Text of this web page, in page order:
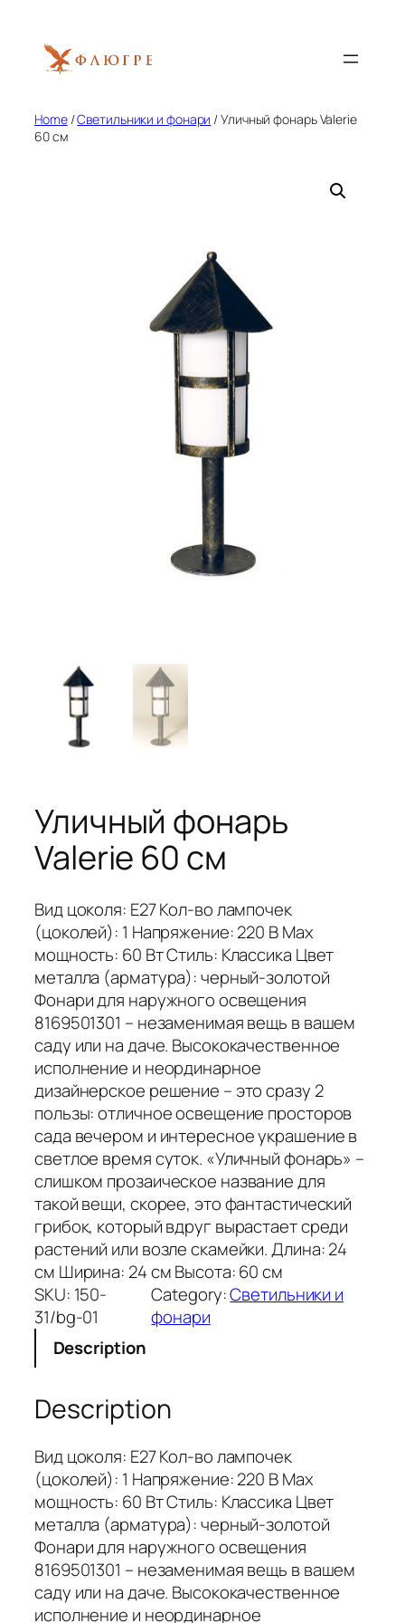
content
Home/Светильники и фонари / Уличный фонарь Valerie
60 см
Уличный фонарь
Valerie 60 см
Вид цоколя: Е27 Кол-во лампочек
(цоколей): 1 Напряжение: 220 В Мах
мощность: 60 Вт Стиль: Классика Цвет
металла (арматура): черный-золотой
Фонари для наружного освещения
8169501301 – незаменимая вещь в вашем
саду или на даче. Высококачественное
исполнение и неординарное
дизайнерское решение – это сразу 2
пользы: отличное освещение просторов
сада вечером и интересное украшение в
светлое время суток. «Уличный фонарь» –
слишком прозаическое название для
такой вещи, скорее, это фантастический
грибок, который вдруг вырастает среди
растений или возле скамейки. Длина: 24
см Ширина: 24 см Высота: 60 см
SKU: 150-
31/bg-01
Category:Светильники и
фонари
Description
Description
Вид цоколя: Е27 Кол-во лампочек
(цоколей): 1 Напряжение: 220 В Мах
мощность: 60 Вт Стиль: Классика Цвет
металла (арматура): черный-золотой
Фонари для наружного освещения
8169501301 – незаменимая вещь в вашем
саду или на даче. Высококачественное
исполнение и неординарное